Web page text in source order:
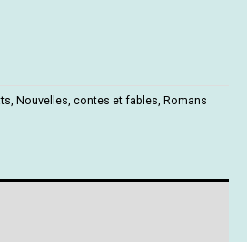
, Nouvelles, contes et fables, Romans